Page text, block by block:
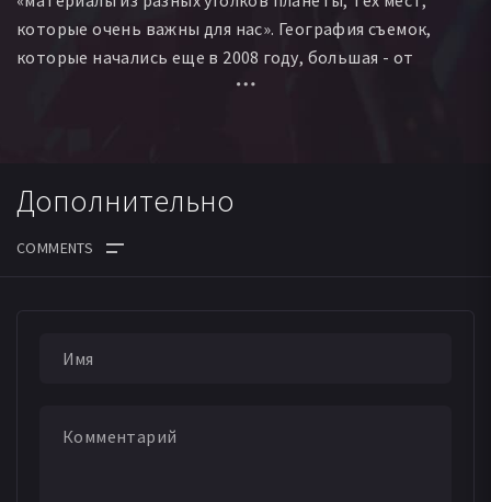
которые очень важны для нас». География съемок,
которые начались еще в 2008 году, большая - от
Украины и Казахстана, до США. В фильм вошли
Дополнительно